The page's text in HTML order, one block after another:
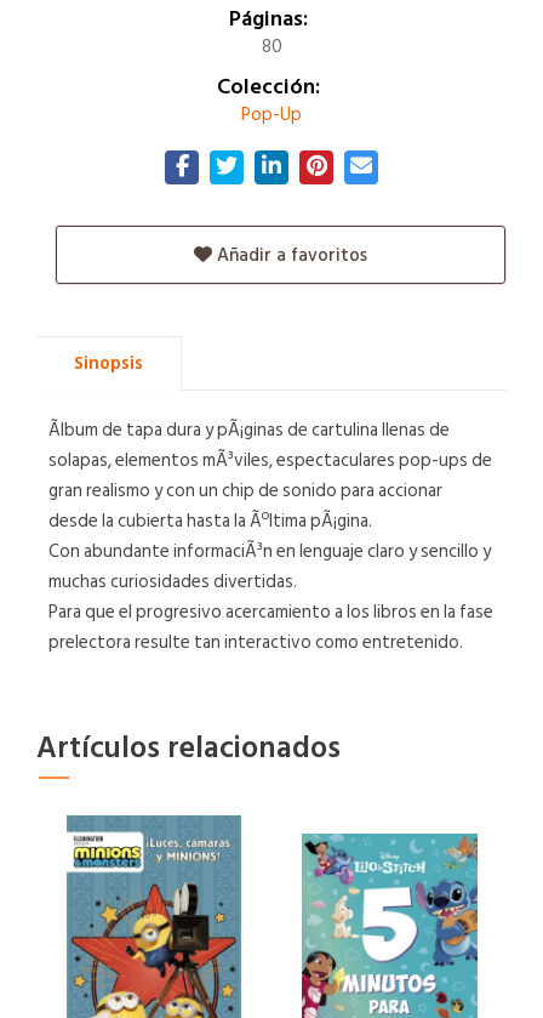
Páginas:
80
Colección:
Pop-Up
Añadir a favoritos
Sinopsis
Ãlbum de tapa dura y pÃ¡ginas de cartulina llenas de
solapas, elementos mÃ³viles, espectaculares pop-ups de
gran realismo y con un chip de sonido para accionar
desde la cubierta hasta la Ãºltima pÃ¡gina.
Con abundante informaciÃ³n en lenguaje claro y sencillo y
muchas curiosidades divertidas.
Para que el progresivo acercamiento a los libros en la fase
prelectora resulte tan interactivo como entretenido.
Artículos relacionados